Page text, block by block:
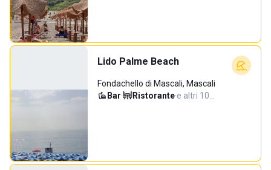
Lido Palme Beach
Fondachello di Mascali, Mascali
Bar· Ristorante·e altri 10…